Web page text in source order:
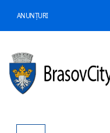
ANUNȚURI